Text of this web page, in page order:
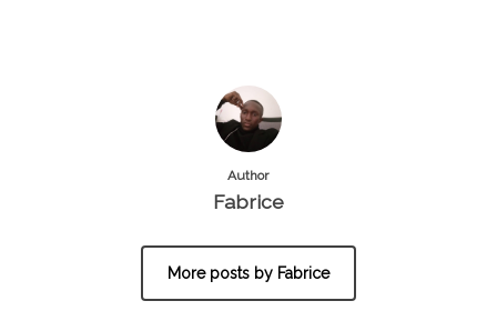
Author
Fabrice
More posts by Fabrice